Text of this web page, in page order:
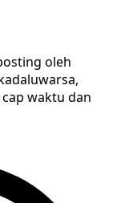
oleh
waktu dan